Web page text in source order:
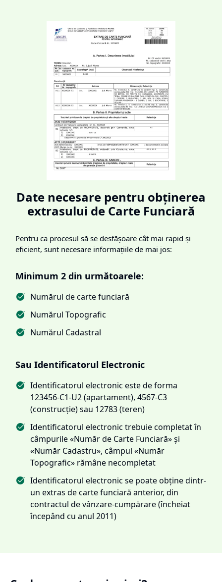
Date necesare pentru obținerea
extrasului de Carte Funciară
Pentru ca procesul să se desfășoare cât mai rapid și
eficient, sunt necesare informațiile de mai jos:
Minimum 2 din următoarele:
Numărul de carte funciară
Numărul Topografic
Numărul Cadastral
Sau Identificatorul Electronic
Identificatorul electronic este de forma
123456-C1-U2 (apartament), 4567-C3
(construcție) sau 12783 (teren)
Identificatorul electronic trebuie completat în
câmpurile «Număr de Carte Funciară» și
«Număr Cadastru», câmpul «Număr
Topografic» rămâne necompletat
Identificatorul electronic se poate obține dintr-
un extras de carte funciară anterior, din
contractul de vânzare-cumpărare (încheiat
începând cu anul 2011)